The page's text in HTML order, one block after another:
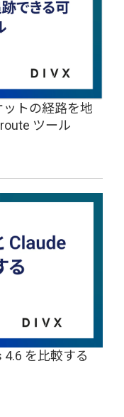
トの経路を地
ツール
4.6 を比較する